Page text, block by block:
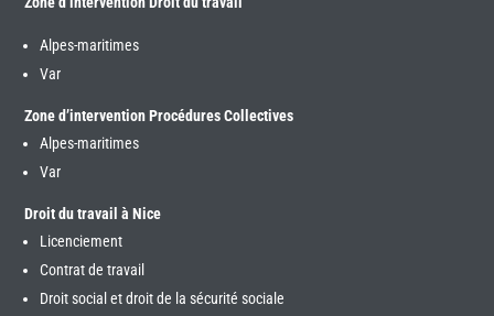
Alpes-maritimes
Var
Zone d’intervention Procédures Collectives
Alpes-maritimes
Var
Droit du travail à Nice
Licenciement
Contrat de travail
Droit social et droit de la sécurité sociale